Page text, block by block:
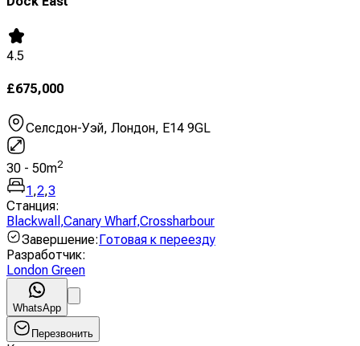
4.5
£675,000
Селсдон-Уэй, Лондон, E14 9GL
30 - 50m2
1 ,2,3
Станция:
Blackwall ,Canary Wharf,Crossharbour
Завершение: Готовая к переезду
Разработчик:
London Green
WhatsApp
Перезвонить